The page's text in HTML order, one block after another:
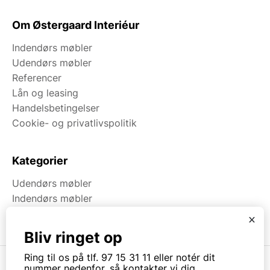
Om Østergaard Interiéur
Indendørs møbler
Udendørs møbler
Referencer
Lån og leasing
Handelsbetingelser
Cookie- og privatlivspolitik
Kategorier
Udendørs møbler
Indendørs møbler
x
Bliv ringet op
Ring til os på tlf. 97 15 31 11 eller notér dit